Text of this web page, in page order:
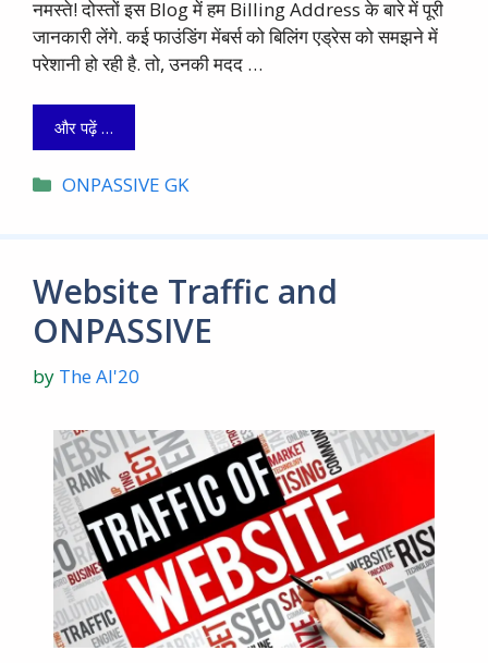
नमस्ते! दोस्तों इस Blog में हम Billing Address के बारे में पूरी
जानकारी लेंगे. कई फाउंडिंग मेंबर्स को बिलिंग एड्रेस को समझने में
परेशानी हो रही है. तो, उनकी मदद …
और पढ़ें …
Categories
ONPASSIVE GK
Website Traffic and
ONPASSIVE
by The AI'20